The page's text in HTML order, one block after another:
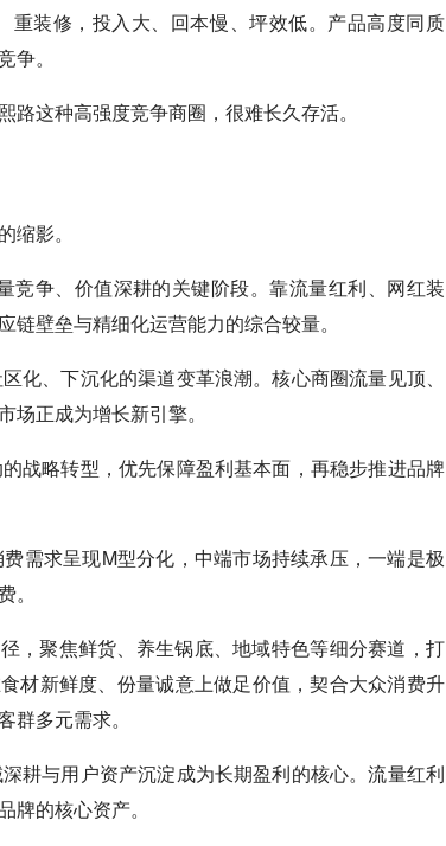
装修，投入大、回本慢、坪效低。产品高度同质
。
这种高强度竞争商圈，很难长久存活。
影。
争、价值深耕的关键阶段。靠流量红利、网红装
壁垒与精细化运营能力的综合较量。
化、下沉化的渠道变革浪潮。核心商圈流量见顶、
正成为增长新引擎。
战略转型，优先保障盈利基本面，再稳步推进品牌
需求呈现M型分化，中端市场持续承压，一端是极
，聚焦鲜货、养生锅底、地域特色等细分赛道，打
材新鲜度、份量诚意上做足价值，契合大众消费升
多元需求。
耕与用户资产沉淀成为长期盈利的核心。流量红利
的核心资产。